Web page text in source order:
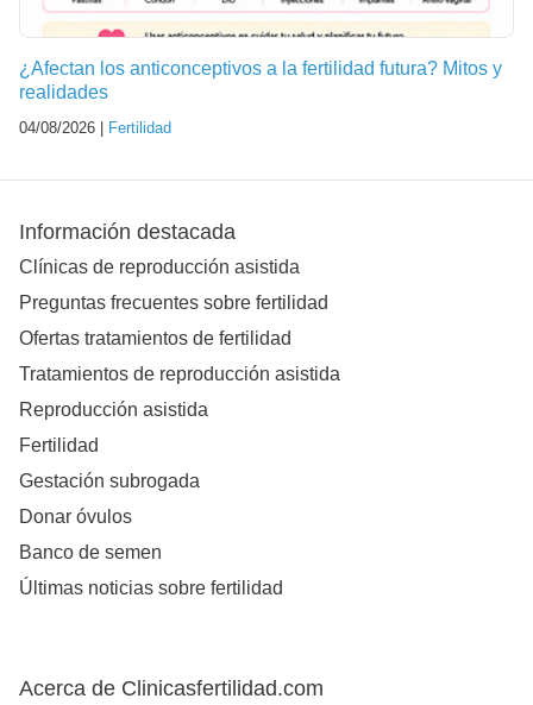
¿Afectan los anticonceptivos a la fertilidad futura? Mitos y
realidades
04/08/2026 | Fertilidad
Información destacada
Clínicas de reproducción asistida
Preguntas frecuentes sobre fertilidad
Ofertas tratamientos de fertilidad
Tratamientos de reproducción asistida
Reproducción asistida
Fertilidad
Gestación subrogada
Donar óvulos
Banco de semen
Últimas noticias sobre fertilidad
Acerca de Clinicasfertilidad.com